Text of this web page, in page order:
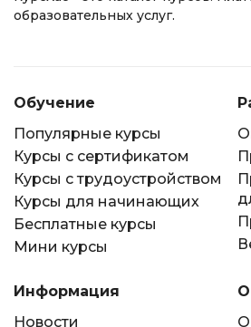
образовательных услуг.
Обучение
Популярные курсы
Курсы с сертификатом
Курсы с трудоустройством
Курсы для начинающих
Бесплатные курсы
Мини курсы
Информация
Новости
О
О